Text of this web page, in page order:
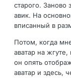
старого.
авик. На
вписанный в
Потом, когда
аватар на
он опять
аватар и здесь,